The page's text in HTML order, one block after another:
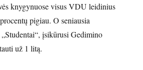
knygynuose visus VDU leidinius
pigiau. O seniausia
įsikūrusi Gedimino
už 1 litą.